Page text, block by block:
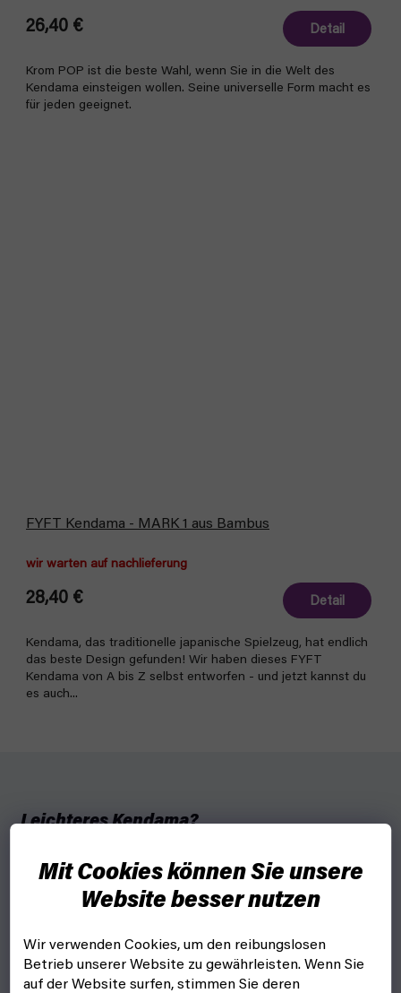
Mit Cookies können Sie unsere
Website besser nutzen
Wir verwenden Cookies, um den reibungslosen
Betrieb unserer Website zu gewährleisten. Wenn Sie
auf der Website surfen, stimmen Sie deren
26,40 € Detail
Krom POP ist die beste Wahl, wenn Sie in die Welt des
Kendama einsteigen wollen. Seine universelle Form macht es
für jeden geeignet.
FYFT Kendama - MARK 1 aus Bambus
wir warten auf nachlieferung
28,40 € Detail
Kendama, das traditionelle japanische Spielzeug, hat endlich
das beste Design gefunden! Wir haben dieses FYFT
Kendama von A bis Z selbst entworfen - und jetzt kannst du
es auch...
Leichteres Kendama?
und stilvolles Spielzeug, das
die Form einer Pille hat
und
aus zwei Holzrollen besteht,
mit einer Schnur verbunden
sind.